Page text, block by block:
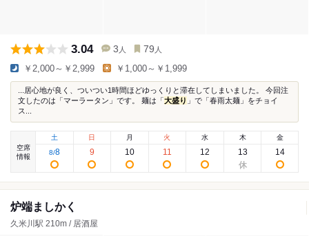
3.04 3 人 79 人
￥2,000～￥2,999 ￥1,000～￥1,999
...居心地が良く、ついつい1時間ほどゆっくりと滞在してしまいました。 今回注
文したのは「マーラータン」です。 麺は「 大盛り 」で「春雨太麺」をチョイ
ス...
空席
情報
土
8/8
日
9
月
10
火
11
水
12
木
13
金
14
炉端ましかく
久米川駅 210m / 居酒屋